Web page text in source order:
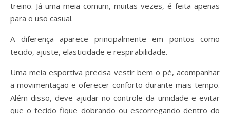
treino. Já uma meia comum, muitas vezes, é feita apenas
para o uso casual.
A diferença aparece principalmente em pontos como
tecido, ajuste, elasticidade e respirabilidade.
Uma meia esportiva precisa vestir bem o pé, acompanhar
a movimentação e oferecer conforto durante mais tempo.
Além disso, deve ajudar no controle da umidade e evitar
que o tecido fique dobrando ou escorregando dentro do